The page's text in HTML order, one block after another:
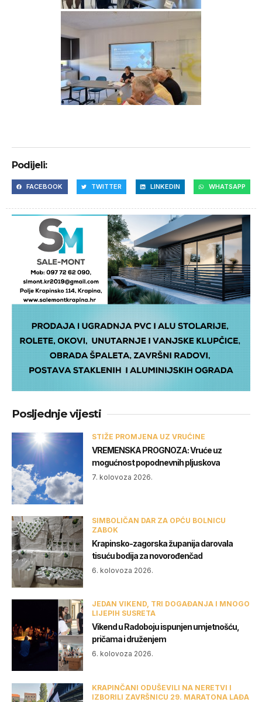
Podijeli:
FACEBOOK TWITTER LINKEDIN WHATSAPP
Posljednje vijesti
STIŽE PROMJENA UZ VRUĆINE
VREMENSKA PROGNOZA: Vruće uz
mogućnost popodnevnih pljuskova
7. kolovoza 2026.
SIMBOLIČAN DAR ZA OPĆU BOLNICU
ZABOK
Krapinsko-zagorska županija darovala
tisuću bodija za novorođenčad
6. kolovoza 2026.
JEDAN VIKEND, TRI DOGAĐANJA I MNOGO
LIJEPIH SUSRETA
Vikend u Radoboju ispunjen umjetnošću,
pričama i druženjem
6. kolovoza 2026.
KRAPINČANI ODUŠEVILI NA NERETVI I
IZBORILI ZAVRŠNICU 29. MARATONA LAĐA